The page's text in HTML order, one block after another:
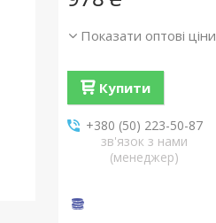
Показати оптові ціни
Купити
+380 (50) 223-50-87
зв'язок з нами
(менеджер)